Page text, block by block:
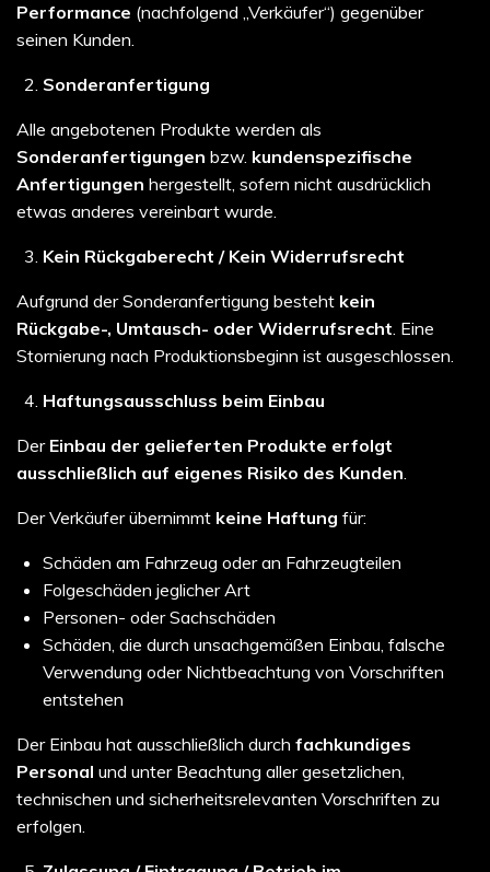
Performance (nachfolgend „Verkäufer“) gegenüber
seinen Kunden.
Sonderanfertigung
Alle angebotenen Produkte werden als
Sonderanfertigungen bzw. kundenspezifische
Anfertigungen hergestellt, sofern nicht ausdrücklich
etwas anderes vereinbart wurde.
Kein Rückgaberecht / Kein Widerrufsrecht
Aufgrund der Sonderanfertigung besteht kein
Rückgabe-, Umtausch- oder Widerrufsrecht. Eine
Stornierung nach Produktionsbeginn ist ausgeschlossen.
Haftungsausschluss beim Einbau
Der Einbau der gelieferten Produkte erfolgt
ausschließlich auf eigenes Risiko des Kunden.
Der Verkäufer übernimmt keine Haftung für:
Schäden am Fahrzeug oder an Fahrzeugteilen
Folgeschäden jeglicher Art
Personen- oder Sachschäden
Schäden, die durch unsachgemäßen Einbau, falsche
Verwendung oder Nichtbeachtung von Vorschriften
entstehen
Der Einbau hat ausschließlich durch fachkundiges
Personal und unter Beachtung aller gesetzlichen,
technischen und sicherheitsrelevanten Vorschriften zu
erfolgen.